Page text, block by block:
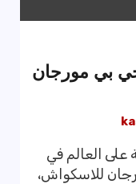
جي بي مورجان
على العالم في
للاسكواش،